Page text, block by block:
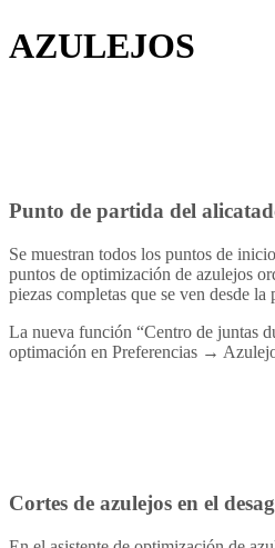
AZULEJOS
Punto de partida del
Se muestran todos los puntos de
puntos de optimización de azulejos
piezas completas que se ven desde la
La nueva función “Centro de juntas
optimación en Preferencias →
Cortes de azulejos en el